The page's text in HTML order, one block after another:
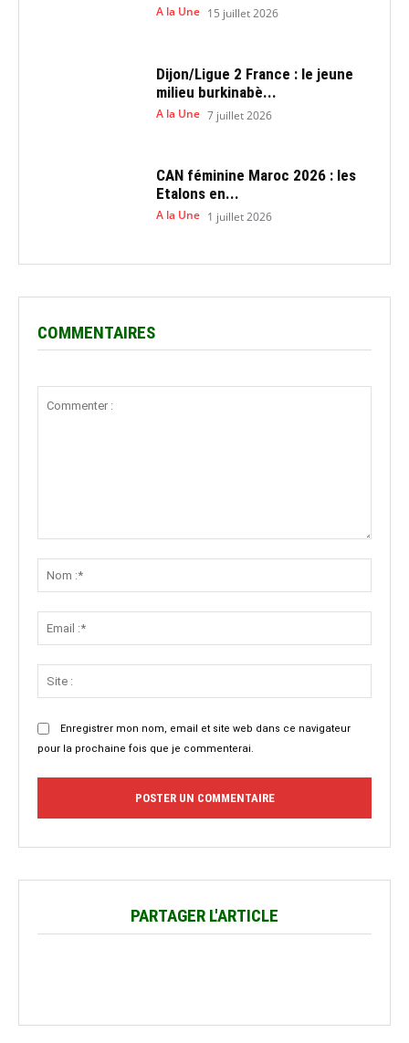
A la Une 15 juillet 2026
Dijon/Ligue 2 France : le jeune
milieu burkinabè...
A la Une 7 juillet 2026
CAN féminine Maroc 2026 : les
Etalons en...
A la Une 1 juillet 2026
COMMENTAIRES
Enregistrer mon nom, email et site web dans ce navigateur
pour la prochaine fois que je commenterai.
PARTAGER L'ARTICLE